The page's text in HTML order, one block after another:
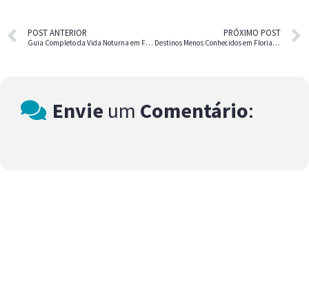
POST ANTERIOR
Guia Completo da Vida Noturna em Florianópolis
PRÓXIMO POST
Destinos Menos Conhecidos em Florianópolis
Envie um Comentário: